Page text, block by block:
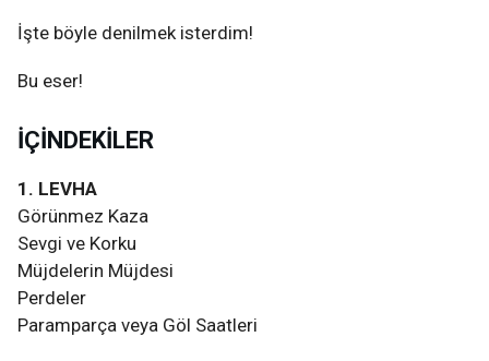
İşte böyle denilmek isterdim!
Bu eser!
İÇİNDEKİLER
1. LEVHA
Görünmez Kaza
Sevgi ve Korku
Müjdelerin Müjdesi
Perdeler
Paramparça veya Göl Saatleri